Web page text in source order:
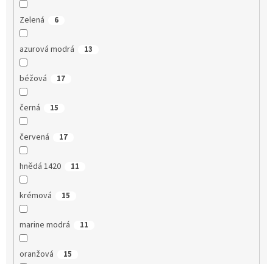
Zelená 6
azurová modrá 13
béžová 17
černá 15
červená 17
hnědá 1420 11
krémová 15
marine modrá 11
oranžová 15